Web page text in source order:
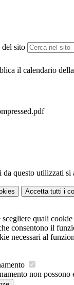
del sito
il calendario
questo utilizzati
Accetta tutti i
quali
consentono il
necessari al
non